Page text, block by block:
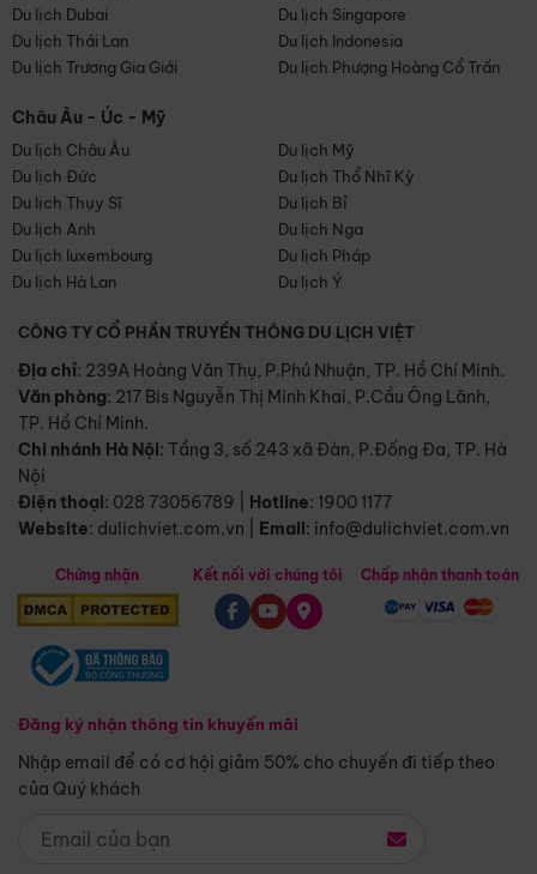
Du lịch Dubai
Du lịch Singapore
Du lịch Thái Lan
Du lịch Indonesia
Du lịch Trương Gia Giới
Du lịch Phượng Hoàng Cổ Trấn
Châu Âu - Úc - Mỹ
Du lịch Châu Âu
Du lịch Mỹ
Du lịch Đức
Du lịch Thổ Nhĩ Kỳ
Du lịch Thụy Sĩ
Du lịch Bỉ
Du lịch Anh
Du lịch Nga
Du lịch luxembourg
Du lịch Pháp
Du lịch Hà Lan
Du lịch Ý
CÔNG TY CỔ PHẦN TRUYỀN THÔNG DU LỊCH VIỆT
Địa chỉ: 239A Hoàng Văn Thụ, P.Phú Nhuận, TP. Hồ Chí Minh.
Văn phòng: 217 Bis Nguyễn Thị Minh Khai, P.Cầu Ông Lãnh,
TP. Hồ Chí Minh.
Chi nhánh Hà Nội: Tầng 3, số 243 xã Đàn, P.Đống Đa, TP. Hà
Nội
Điện thoại: 028 73056789 Hotline: 1900 1177
Website: dulichviet.com.vn Email: info@dulichviet.com.vn
Chứng nhận
Đăng ký nhận thông tin khuyến mãi
Nhập email để có cơ hội giảm 50% cho chuyến đi tiếp theo
của Quý khách
Kết nối với chúng tôi Chấp nhận thanh toán